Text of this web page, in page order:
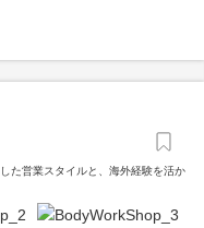
た営業スタイルと、海外経験を活か